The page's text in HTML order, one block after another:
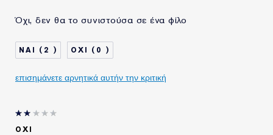
ΤΥΠΟΣ ΔΕΡΜΑΤΟΣ
ΚΑΝΟΝΙΚΟ/ΜΕΙΚΤΟ
ΑΝΑΓΚΗ ΕΠΙΔΕΡΜΙΔΑΣ
ΠΡΟΪΟΝΤΑ ESTÉE
LAUDER ΓΙΑ
Όχι, δεν θα το συνιστούσα σε ένα φίλο
2 0
επισημάνετε αρνητικά αυτήν την κριτική
ΟΧΙ